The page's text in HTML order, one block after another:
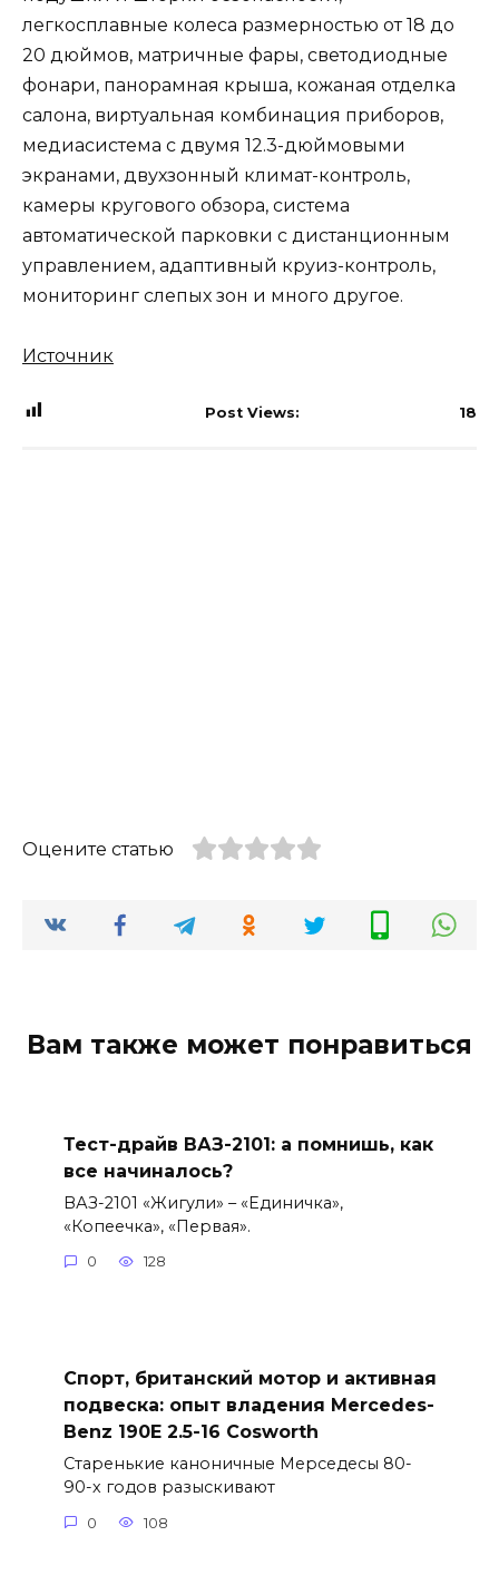
легкосплавные колеса размерностью от 18 до
20 дюймов, матричные фары, светодиодные
фонари, панорамная крыша, кожаная отделка
салона, виртуальная комбинация приборов,
медиасистема с двумя 12.3-дюймовыми
экранами, двухзонный климат-контроль,
камеры кругового обзора, система
автоматической парковки с дистанционным
управлением, адаптивный круиз-контроль,
мониторинг слепых зон и много другое.
Источник
Post Views: 18
Оцените статью
Вам также может понравиться
Тест-драйв ВАЗ-2101: а помнишь, как
все начиналось?
ВАЗ-2101 «Жигули» – «Единичка»,
«Копеечка», «Первая».
0 128
Спорт, британский мотор и активная
подвеска: опыт владения Mercedes-
Benz 190E 2.5-16 Cosworth
Старенькие каноничные Мерседесы 80-
90-х годов разыскивают
0 108